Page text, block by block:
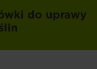
do uprawy